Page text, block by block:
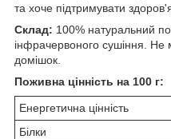
та хоче підтримувати
Склад: 100% натуральний
інфрачервоного сушіння. Не
домішок.
Поживна цінність на 100 г:
Енергетична цінність
Білки